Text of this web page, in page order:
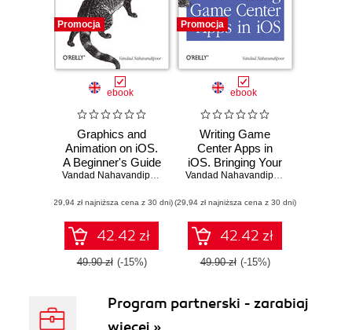
Promocja
ebook
Graphics and
Animation on iOS.
A Beginner's Guide
to Core Graphics
Animation
Vandad Nahavandipoor
(29,94 zł najniższa cena z 30 dni)
42.42 zł
49.90 zł (-15%)
Promocja
ebook
Writing Game
Center Apps in
iOS. Bringing Your
Players Into theVandad Nahavandipoor
(29,94 zł najniższa cena z 30 dni)
42.42 zł
49.90 zł (-15%)
Program partnerski - zarabiaj